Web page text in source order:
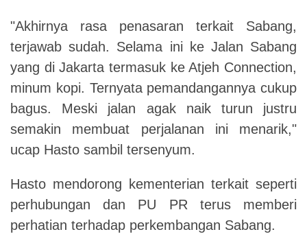
"Akhirnya rasa penasaran terkait Sabang,
terjawab sudah. Selama ini ke Jalan Sabang
yang di Jakarta termasuk ke Atjeh Connection,
minum kopi. Ternyata pemandangannya cukup
bagus. Meski jalan agak naik turun justru
semakin membuat perjalanan ini menarik,"
ucap Hasto sambil tersenyum.
Hasto mendorong kementerian terkait seperti
perhubungan dan PU PR terus memberi
perhatian terhadap perkembangan Sabang.